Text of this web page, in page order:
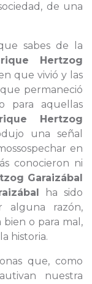
de una
sabes de la
Hertzog
que vivió y las
permaneció
para aquellas
Hertzog
una señal
en
conocieron ni
Garaizábal
ha sido
alguna razón,
o para mal,
historia.
que, como
nuestra